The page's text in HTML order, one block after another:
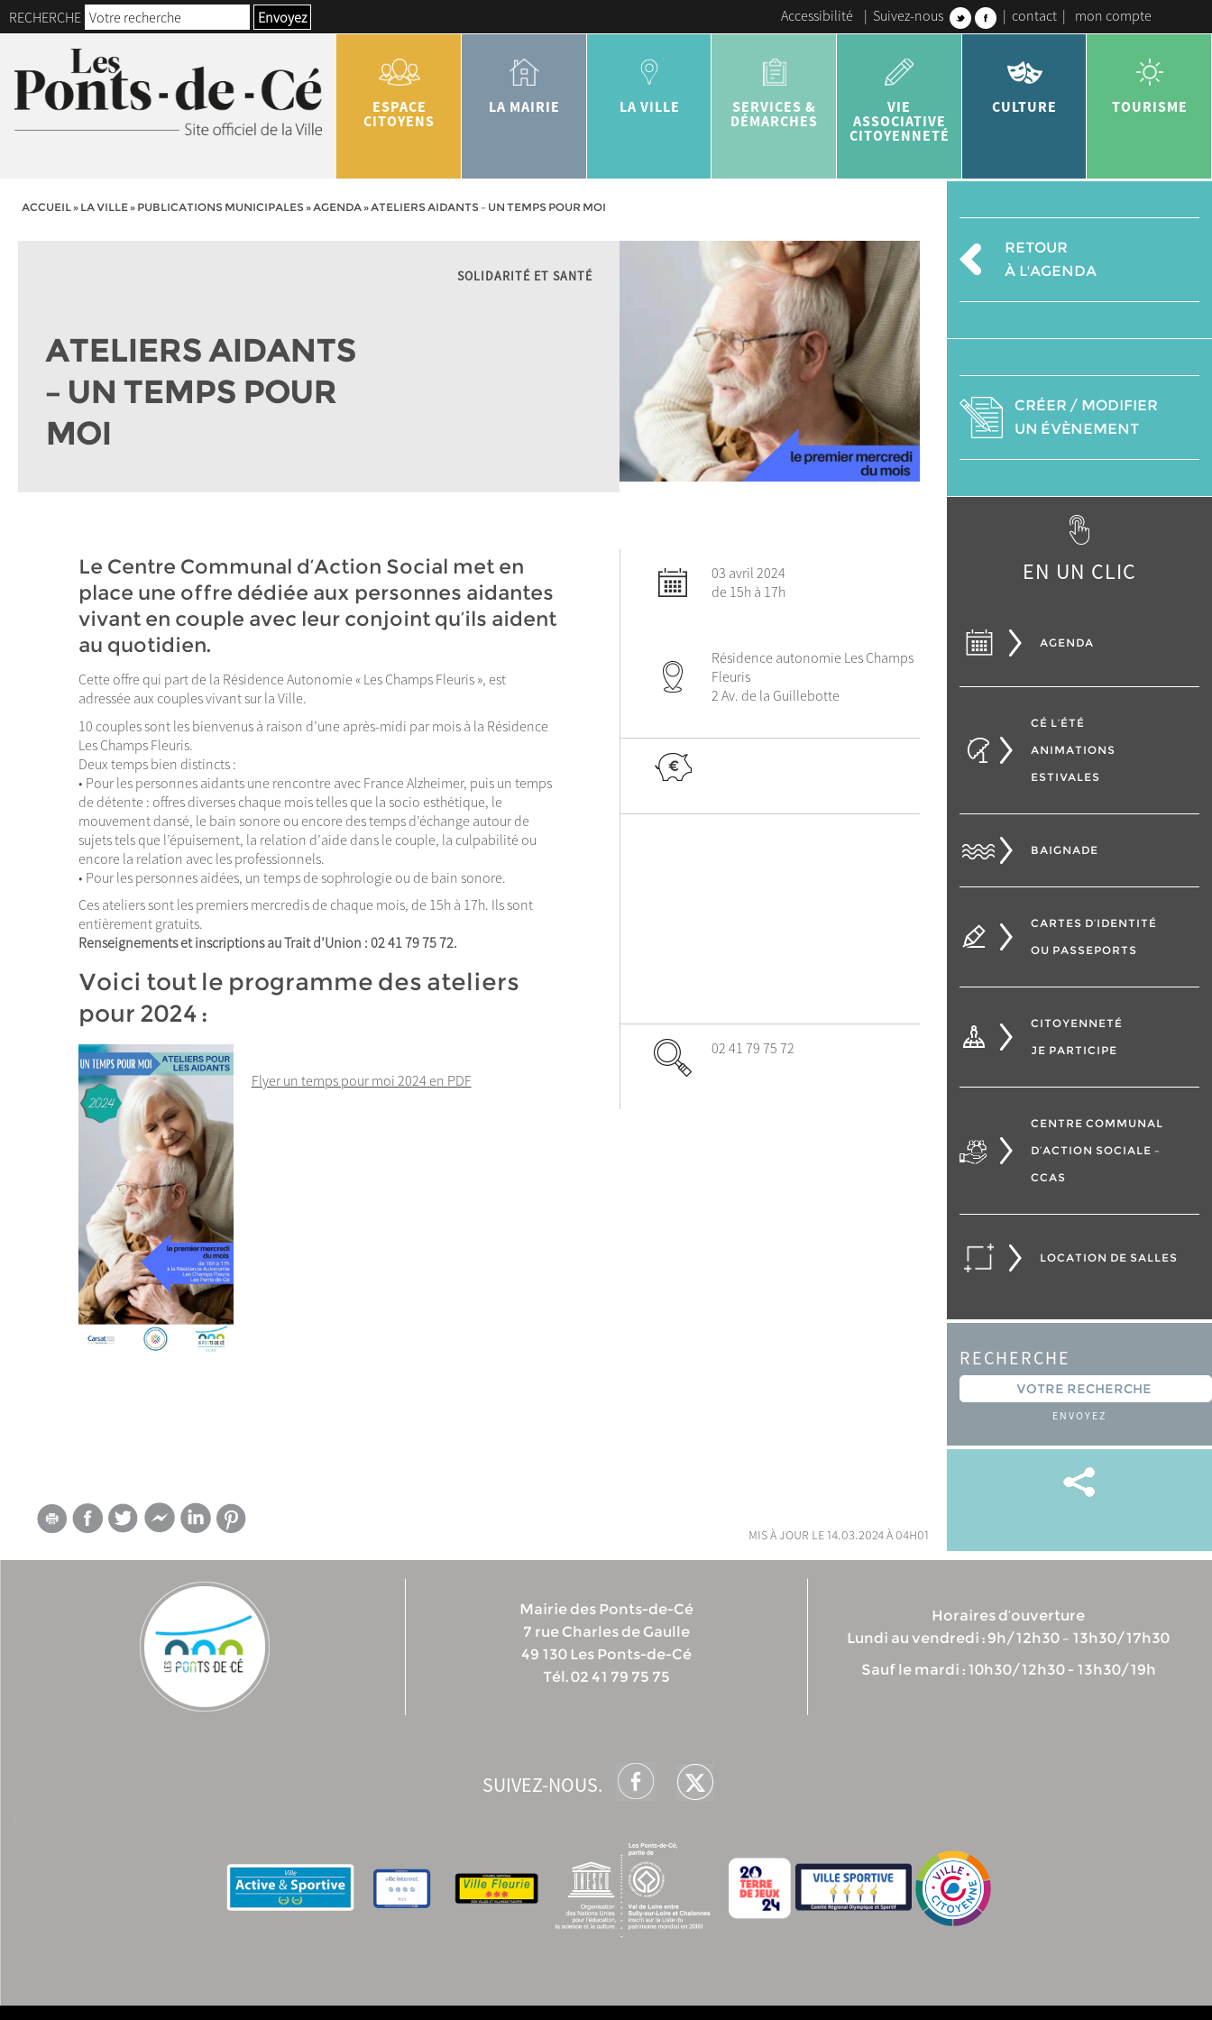
RECHERCHE Envoyez Accessibilité | Suivez-nous | contact | mon compte
ESPACE
CITOYENS
LA MAIRIE LA VILLE
SERVICES &
DÉMARCHES
VIE
ASSOCIATIVE
CITOYENNETÉ
CULTURE TOURISME
ACCUEIL» LA VILLE» PUBLICATIONS MUNICIPALES»AGENDA»ATELIERS AIDANTS – UN TEMPS POUR MOI
SOLIDARITÉ ET SANTÉ
ATELIERS AIDANTS
– UN TEMPS POUR
MOI
Le Centre Communal d’Action Social met en
place une offre dédiée aux personnes aidantes
vivant en couple avec leur conjoint qu’ils aident
au quotidien.
Cette offre qui part de la Résidence Autonomie « Les Champs Fleuris », est
adressée aux couples vivant sur la Ville.
10 couples sont les bienvenus à raison d’une après-midi par mois à la Résidence
Les Champs Fleuris.
Deux temps bien distincts :
• Pour les personnes aidants une rencontre avec France Alzheimer, puis un temps
de détente : offres diverses chaque mois telles que la socio esthétique, le
mouvement dansé, le bain sonore ou encore des temps d’échange autour de
sujets tels que l’épuisement, la relation d’aide dans le couple, la culpabilité ou
encore la relation avec les professionnels.
• Pour les personnes aidées, un temps de sophrologie ou de bain sonore.
Ces ateliers sont les premiers mercredis de chaque mois, de 15h à 17h. Ils sont
entièrement gratuits.
Renseignements et inscriptions au Trait d’Union : 02 41 79 75 72.
Voici tout le programme des ateliers
pour 2024 :
Flyer un temps pour moi 2024 en PDF
03 avril 2024
de 15h à 17h
Résidence autonomie Les Champs
Fleuris
2 Av. de la Guillebotte
02 41 79 75 72
mis à jour le 14.03.2024 à 04h01
RETOUR
À L'AGENDA
CRÉER / MODIFIER
UN ÉVÈNEMENT
EN UN CLIC
AGENDA
CÉ L’ÉTÉ
ANIMATIONS
ESTIVALES
BAIGNADE
CARTES D’IDENTITÉ
OU PASSEPORTS
CITOYENNETÉ
JE PARTICIPE
CENTRE COMMUNAL
D’ACTION SOCIALE –
CCAS
LOCATION DE SALLES
RECHERCHE
ENVOYEZ
Mairie des Ponts-de-Cé
7 rue Charles de Gaulle
49 130 Les Ponts-de-Cé
Tél. 02 41 79 75 75
Horaires d’ouverture
Lundi au vendredi : 9h/12h30 – 13h30/17h30
Sauf le mardi : 10h30/12h30 - 13h30/19h
SUIVEZ-NOUS.